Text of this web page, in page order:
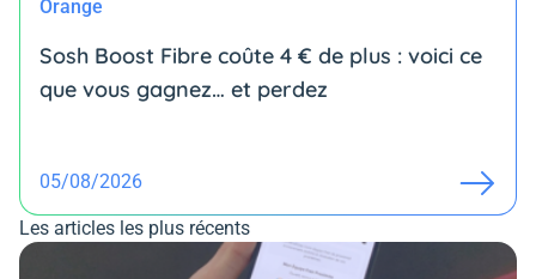
Orange
Sosh Boost Fibre coûte 4 € de plus : voici ce
que vous gagnez… et perdez
05/08/2026
Les articles les plus récents